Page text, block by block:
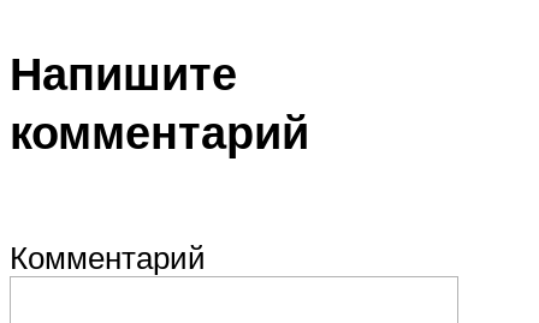
Напишите
комментарий
Комментарий